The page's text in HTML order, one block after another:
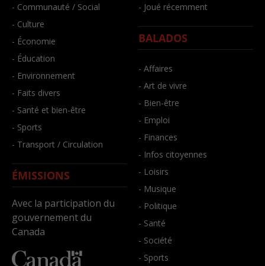
- Communauté / Social
- Culture
- Économie
- Éducation
- Environnement
- Faits divers
- Santé et bien-être
- Sports
- Transport / Circulation
ÉMISSIONS
Avec la participation du
gouvernement du
Canada
- Joué récemment
BALADOS
- Affaires
- Art de vivre
- Bien-être
- Emploi
- Finances
- Infos citoyennes
- Loisirs
- Musique
- Politique
- Santé
- Société
- Sports